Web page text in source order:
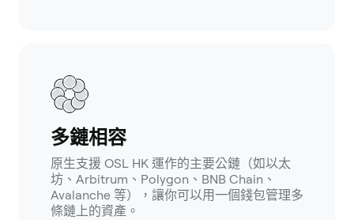
多鏈相容
原生支援 OSL HK 運作的主要公鏈（如以太
坊、Arbitrum、Polygon、BNB Chain、
Avalanche 等），讓你可以用一個錢包管理多
條鏈上的資產。